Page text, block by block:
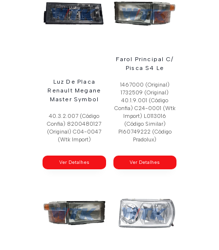
Luz De Placa
Renault Megane
Master Symbol
40.3.2.007 (Código
Confia) 8200480127
(Original) C04-0047
(Wtk Import)
Ver Detalhes
Farol Principal C/
Pisca S4 Le
1467000 (Original)
1732509 (Original)
40.1.9.001 (Código
Confia) C24-0001 (Wtk
Import) L0113016
(Código Similar)
Pl60749222 (Código
Pradolux)
Ver Detalhes